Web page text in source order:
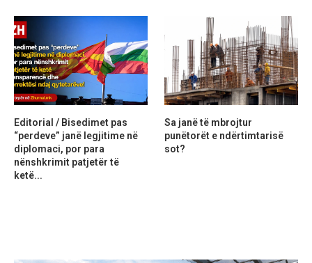
Editorial / Bisedimet pas
“perdeve” janë legjitime në
diplomaci, por para
nënshkrimit patjetër të
ketë...
Sa janë të mbrojtur
punëtorët e ndërtimtarisë
sot?